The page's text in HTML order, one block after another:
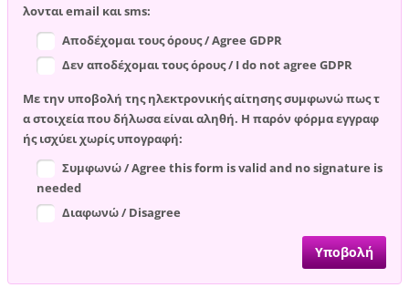
λονται email και sms:
Αποδέχομαι τους όρους / Agree GDPR
Δεν αποδέχομαι τους όρους / I do not agree GDPR
Με την υποβολή της ηλεκτρονικής αίτησης συμφωνώ πως τ
α στοιχεία που δήλωσα είναι αληθή. Η παρόν φόρμα εγγραφ
ής ισχύει χωρίς υπογραφή:
Συμφωνώ / Agree this form is valid and no signature is
needed
Διαφωνώ / Disagree